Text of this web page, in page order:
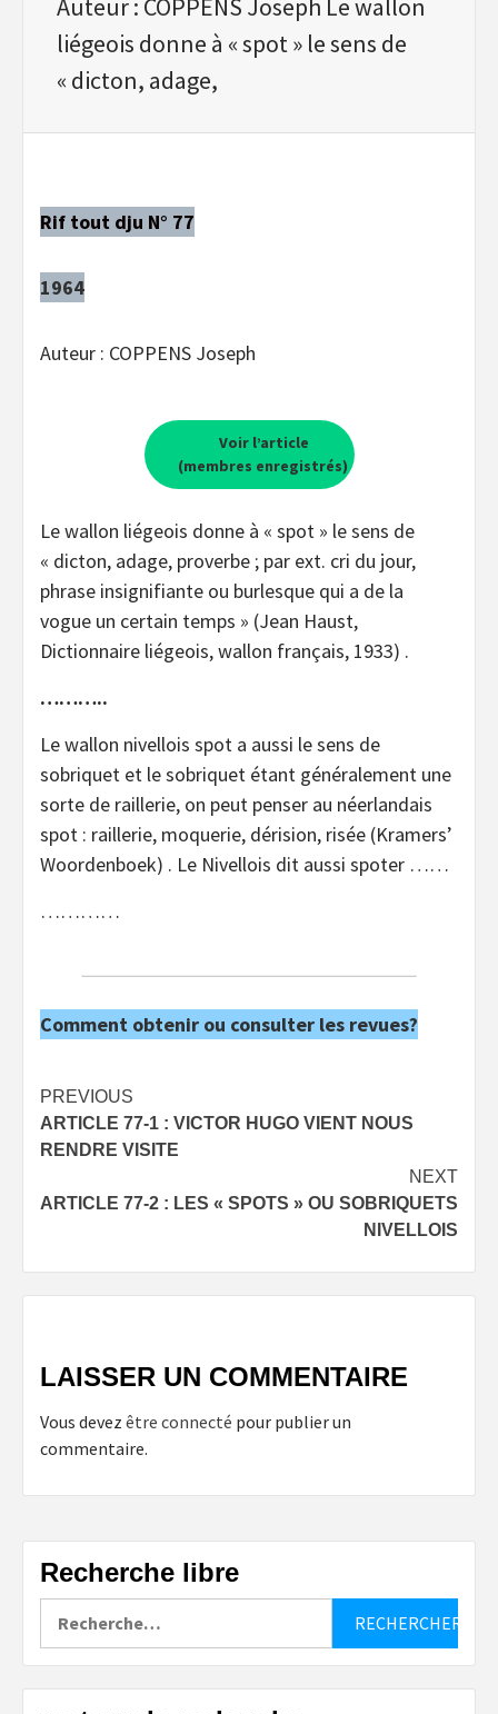
Auteur : COPPENS Joseph Le wallon
liégeois donne à « spot » le sens de
« dicton, adage,
Rif tout dju N° 77
1964
Auteur : COPPENS Joseph
Voir l’article
(membres enregistrés)
Le wallon liégeois donne à « spot » le sens de
« dicton, adage, proverbe ; par ext. cri du jour,
phrase insignifiante ou burlesque qui a de la
vogue un certain temps » (Jean Haust,
Dictionnaire liégeois, wallon français, 1933) .
………..
Le wallon nivellois spot a aussi le sens de
sobriquet et le sobriquet étant généralement une
sorte de raillerie, on peut penser au néerlandais
spot : raillerie, moquerie, dérision, risée (Kramers’
Woordenboek) . Le Nivellois dit aussi spoter ……
…………
Comment obtenir ou consulter les revues?
Post
navigation
PREVIOUS
ARTICLE 77-1 : VICTOR HUGO VIENT NOUS
RENDRE VISITE
NEXT
ARTICLE 77-2 : LES « SPOTS » OU SOBRIQUETS
NIVELLOIS
LAISSER UN COMMENTAIRE
Vous devez être connecté pour publier un
commentaire.
Recherche libre